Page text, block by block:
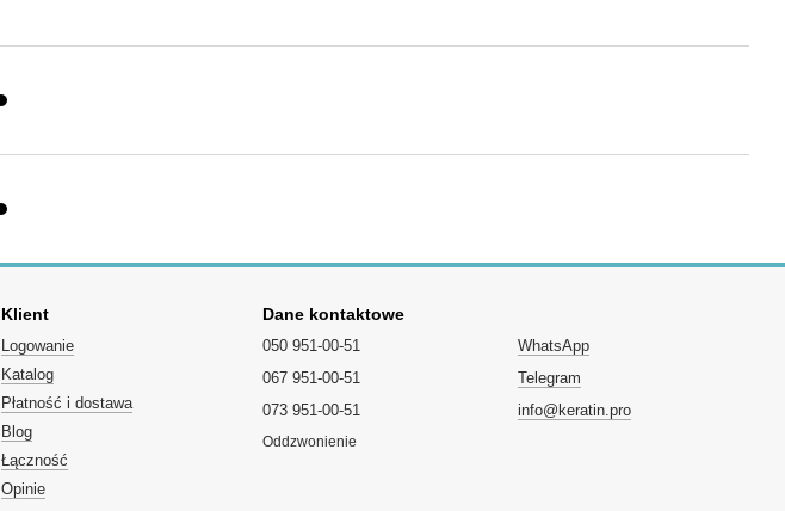
Klient
Logowanie
Katalog
Płatność i dostawa
Blog
Łączność
Opinie
Dane kontaktowe
050 951-00-51
067 951-00-51
073 951-00-51
Oddzwonienie
WhatsApp
Telegram
info@keratin.pro